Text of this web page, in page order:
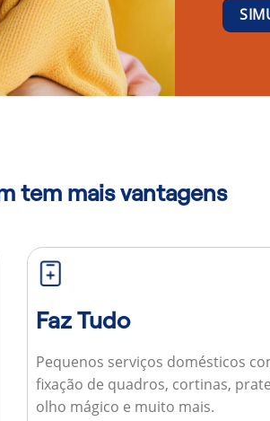
tem mais vantagens
Faz Tudo
Pequenos serviços domésticos
fixação de quadros, cortinas,
olho mágico e muito mais.